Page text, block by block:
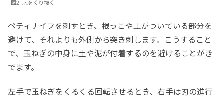
図2. 芯をくり抜く
ペティナイフを刺すとき、根っこや土がついている部分を
避けて、それよりも外側から突き刺します。こうすること
で、玉ねぎの中身に土や泥が付着するのを避けることがき
でます。
左手で玉ねぎをくるくる回転させるとき、右手は刃の進行